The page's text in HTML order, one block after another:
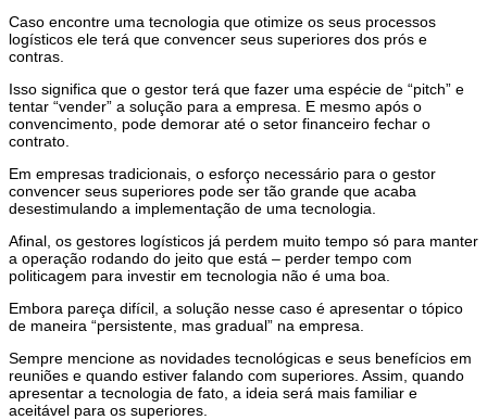
Caso encontre uma tecnologia que otimize os seus processos
logísticos ele terá que convencer seus superiores dos prós e
contras.
Isso significa que o gestor terá que fazer uma espécie de “pitch” e
tentar “vender” a solução para a empresa.
E mesmo após o
convencimento, pode demorar até o setor financeiro fechar o
contrato.
Em empresas tradicionais, o esforço necessário para o gestor
convencer seus superiores pode ser tão grande que acaba
desestimulando a implementação de uma tecnologia.
Afinal, os gestores logísticos já perdem muito tempo só para manter
a operação rodando do jeito que está – perder tempo com
politicagem para investir em tecnologia não é uma boa.
Embora pareça difícil, a solução nesse caso é apresentar o tópico
de maneira “persistente, mas gradual” na empresa.
Sempre mencione as novidades tecnológicas e seus benefícios em
reuniões e quando estiver falando com superiores. Assim, quando
apresentar a tecnologia de fato, a ideia será mais familiar e
aceitável para os superiores.